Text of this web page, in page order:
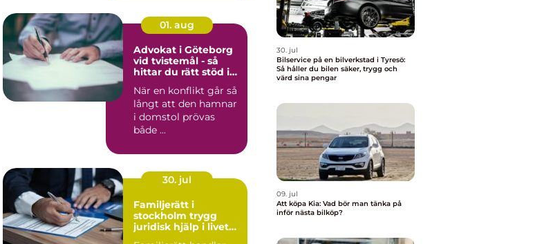
01. aug
Advokat i Göteborg
vid tvistemål - så
hittar du rätt stöd i
När en konflikt går så
långt att den hamnar
i domstol prövas
både ...
30. jul
Familjerätt i
stockholm trygg
juridisk hjälp i livets
30. jul
Bilservice på en bilverkstad i Tyresö:
Så håller du bilen säker, trygg och
värd sina pengar
09. jul
Att köpa Kia: Vad bör man tänka på
inför nästa bilköp?